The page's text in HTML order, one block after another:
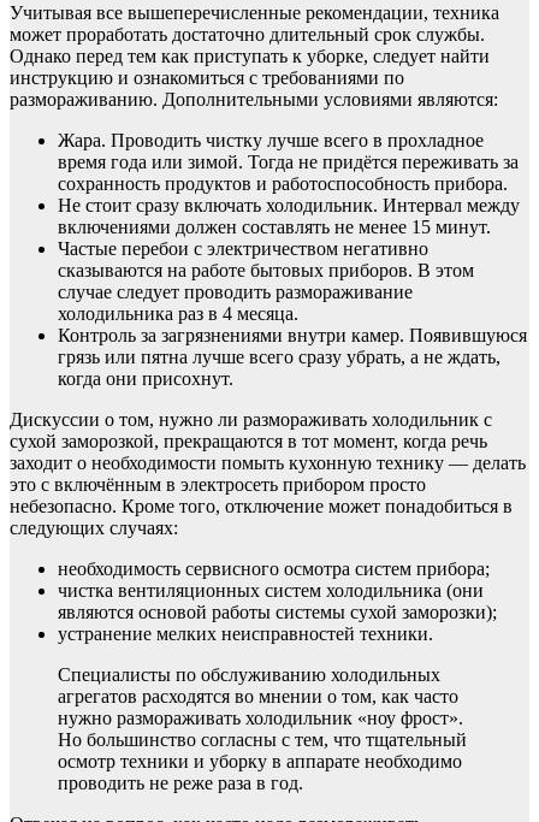
Учитывая все вышеперечисленные рекомендации, техника
может проработать достаточно длительный срок службы.
Однако перед тем как приступать к уборке, следует найти
инструкцию и ознакомиться с требованиями по
размораживанию. Дополнительными условиями являются:
Жара. Проводить чистку лучше всего в прохладное
время года или зимой. Тогда не придётся переживать за
сохранность продуктов и работоспособность прибора.
Не стоит сразу включать холодильник. Интервал между
включениями должен составлять не менее 15 минут.
Частые перебои с электричеством негативно
сказываются на работе бытовых приборов. В этом
случае следует проводить размораживание
холодильника раз в 4 месяца.
Контроль за загрязнениями внутри камер. Появившуюся
грязь или пятна лучше всего сразу убрать, а не ждать,
когда они присохнут.
Дискуссии о том, нужно ли размораживать холодильник с
сухой заморозкой, прекращаются в тот момент, когда речь
заходит о необходимости помыть кухонную технику — делать
это с включённым в электросеть прибором просто
небезопасно. Кроме того, отключение может понадобиться в
следующих случаях:
необходимость сервисного осмотра систем прибора;
чистка вентиляционных систем холодильника (они
являются основой работы системы сухой заморозки);
устранение мелких неисправностей техники.
Специалисты по обслуживанию холодильных
агрегатов расходятся во мнении о том, как часто
нужно размораживать холодильник «ноу фрост».
Но большинство согласны с тем, что тщательный
осмотр техники и уборку в аппарате необходимо
проводить не реже раза в год.